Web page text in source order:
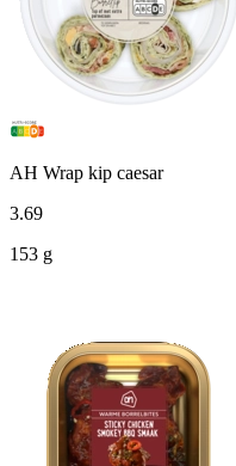
AH Wrap kip caesar
3.69
153 g